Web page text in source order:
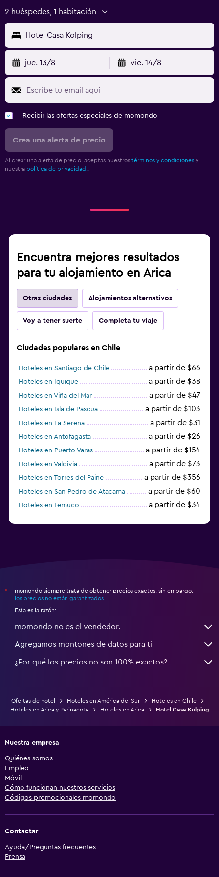
2 huéspedes, 1 habitación
Hotel Casa Kolping
jue. 13/8 vie. 14/8
Recibir las ofertas especiales de momondo
Crea una alerta de precio
Al crear una alerta de precio, aceptas nuestros términos y condiciones y
nuestra política de privacidad.
Encuentra mejores resultados
para tu alojamiento en Arica
Otras ciudades Alojamientos alternativos
Voy a tener suerte Completa tu viaje
Ciudades populares en Chile
Hoteles en Santiago de Chile a partir de $66
Hoteles en Iquique a partir de $38
Hoteles en Viña del Mar a partir de $47
Hoteles en Isla de Pascua a partir de $103
Hoteles en La Serena a partir de $31
Hoteles en Antofagasta a partir de $26
Hoteles en Puerto Varas a partir de $154
Hoteles en Valdivia a partir de $73
Hoteles en Torres del Paine a partir de $356
Hoteles en San Pedro de Atacama a partir de $60
Hoteles en Temuco a partir de $34
*
momondo siempre trata de obtener precios exactos, sin embargo,
los precios no están garantizados
Esta es la razón:
momondo no es el vendedor.
Agregamos montones de datos para ti
¿Por qué los precios no son 100% exactos?
Ofertas de hotel Hoteles en América del Sur
Hoteles en Chile
Hoteles en Arica y Parinacota
Hoteles en Arica Hotel Casa Kolping
Nuestra empresa
Quiénes somos
Empleo
Móvil
Cómo funcionan nuestros servicios
Códigos promocionales momondo
Contactar
Ayuda/Preguntas frecuentes
Prensa